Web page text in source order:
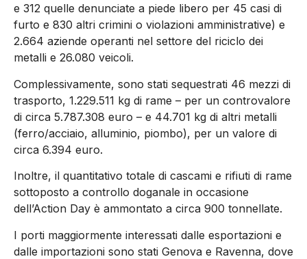
e 312 quelle denunciate a piede libero per 45 casi di
furto e 830 altri crimini o violazioni amministrative) e
2.664 aziende operanti nel settore del riciclo dei
metalli e 26.080 veicoli.
Complessivamente, sono stati sequestrati 46 mezzi di
trasporto, 1.229.511 kg di rame – per un controvalore
di circa 5.787.308 euro – e 44.701 kg di altri metalli
(ferro/acciaio, alluminio, piombo), per un valore di
circa 6.394 euro.
Inoltre, il quantitativo totale di cascami e rifiuti di rame
sottoposto a controllo doganale in occasione
dell’Action Day è ammontato a circa 900 tonnellate.
I porti maggiormente interessati dalle esportazioni e
dalle importazioni sono stati Genova e Ravenna, dove